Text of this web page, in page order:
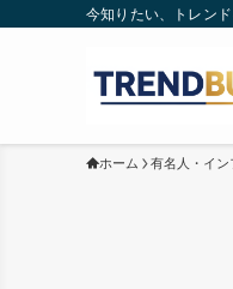
今知りたい、トレンド
ホーム 有名人・イン